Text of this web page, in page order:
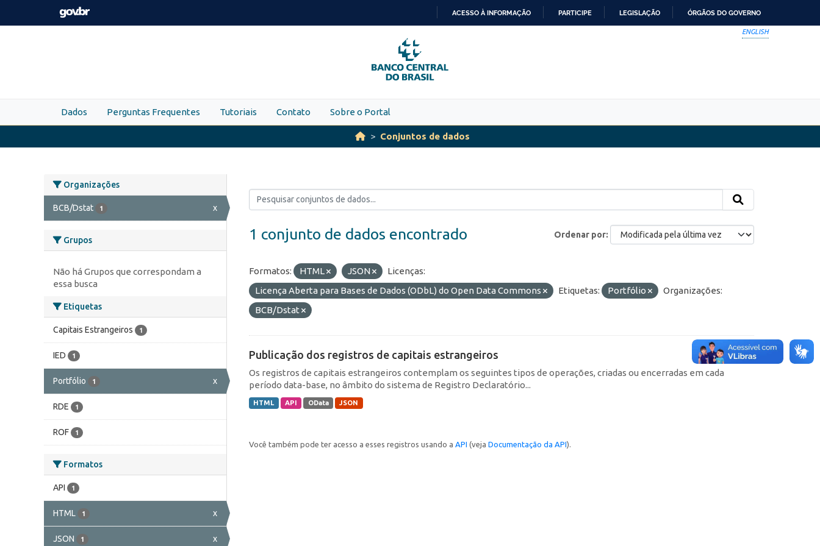
Skip to main content
PARA
O
CONTEÚDO
ACESSO À INFORMAÇÃO PARTICIPE LEGISLAÇÃO ÓRGÃOS DO GOVERNO
ENGLISH
Dados Perguntas Frequentes Tutoriais Contato Sobre o Portal
Conjuntos de dados
Organizações
BCB/Dstat 1 x
Grupos
Não há Grupos que correspondam a
essa busca
Etiquetas
Capitais Estrangeiros 1
IED 1
Portfólio 1 x
RDE 1
ROF 1
Formatos
API 1
HTML 1 x
JSON 1 x
Ordenar por
1 conjunto de dados encontrado
Formatos: HTML JSON
Licenças:
Licença Aberta para Bases de Dados (ODbL) do Open Data Commons
Etiquetas: Portfólio
Organizações:
BCB/Dstat
Publicação dos registros de capitais estrangeiros
Os registros de capitais estrangeiros contemplam os seguintes tipos de operações, criadas ou encerradas em cada
período data-base, no âmbito do sistema de Registro Declaratório...
HTML API OData JSON
Você também pode ter acesso a esses registros usando a API (veja Documentação da API).